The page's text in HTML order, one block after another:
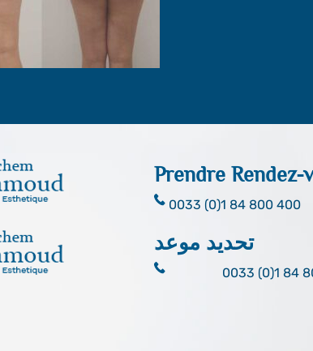
Prendre Rendez-
0033 (0)1 84 800 400
تحديد موعد
0033 (0)1 84